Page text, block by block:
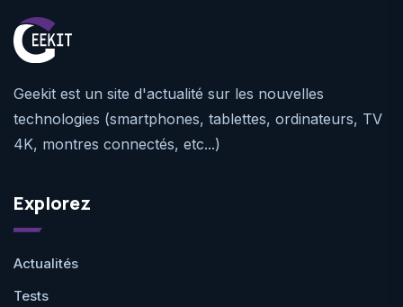
Geekit est un site d'actualité sur les nouvelles
technologies (smartphones, tablettes, ordinateurs, TV
4K, montres connectés, etc...)
Explorez
Actualités
Tests